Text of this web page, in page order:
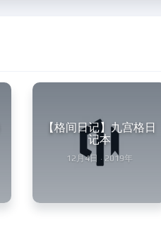
【格间日记】九宫格日
记本
12月4日 · 2019年